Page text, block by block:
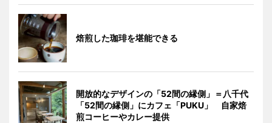
焙煎した珈琲を堪能できる
開放的なデザインの「52間の縁側」＝八千代
「52間の縁側」にカフェ「PUKU」 自家焙
煎コーヒーやカレー提供